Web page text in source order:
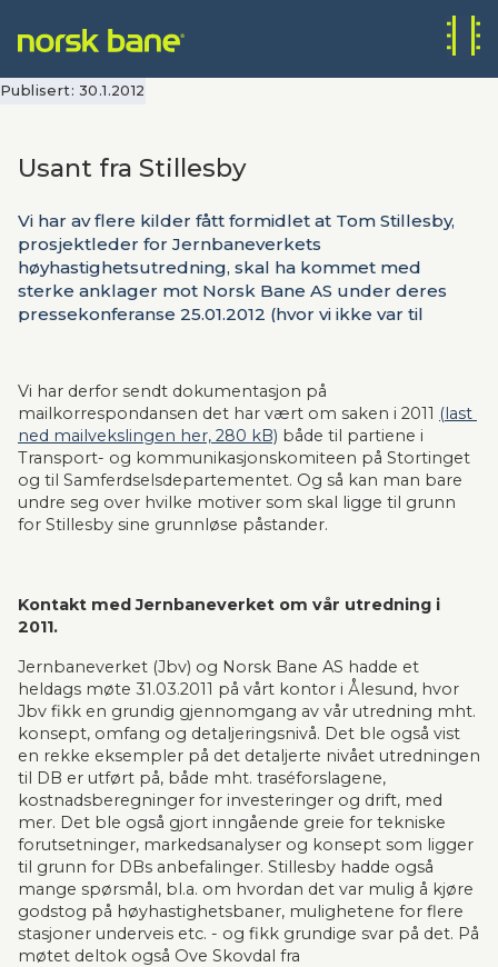
Publisert: 30.1.2012
Usant fra Stillesby
Vi har av flere kilder fått formidlet at Tom Stillesby,
prosjektleder for Jernbaneverkets
høyhastighetsutredning, skal ha kommet med
sterke anklager mot Norsk Bane AS under deres
pressekonferanse 25.01.2012 (hvor vi ikke var til
med Deutsche Bahn til Jernbaneverkets
høyhastighetsutredning. Noe av dette er tatt opp
videre i Aftenposten 28.01.2012. Vi vil ikke la slike
feilaktige påstander stå uimotsagt.
Vi har derfor sendt dokumentasjon på
mailkorrespondansen det har vært om saken i 2011 (last
ned mailvekslingen her, 280 kB) både til partiene i
Transport- og kommunikasjonskomiteen på Stortinget
og til Samferdselsdepartementet. Og så kan man bare
undre seg over hvilke motiver som skal ligge til grunn
for Stillesby sine grunnløse påstander.
Kontakt med Jernbaneverket om vår utredning i
2011.
Jernbaneverket (Jbv) og Norsk Bane AS hadde et
heldags møte 31.03.2011 på vårt kontor i Ålesund, hvor
Jbv fikk en grundig gjennomgang av vår utredning mht.
konsept, omfang og detaljeringsnivå. Det ble også vist
en rekke eksempler på det detaljerte nivået utredningen
til DB er utført på, både mht. traséforslagene,
kostnadsberegninger for investeringer og drift, med
mer. Det ble også gjort inngående greie for tekniske
forutsetninger, markedsanalyser og konsept som ligger
til grunn for DBs anbefalinger. Stillesby hadde også
mange spørsmål, bl.a. om hvordan det var mulig å kjøre
godstog på høyhastighetsbaner, mulighetene for flere
stasjoner underveis etc. - og fikk grundige svar på det. På
møtet deltok også Ove Skovdal fra